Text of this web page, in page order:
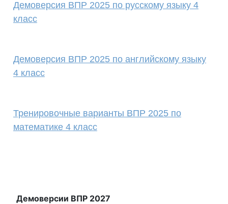
Демоверсия ВПР 2025 по русскому языку 4
класс
Демоверсия ВПР 2025 по английскому языку
4 класс
Тренировочные варианты ВПР 2025 по
математике 4 класс
Демоверсии ВПР 2027